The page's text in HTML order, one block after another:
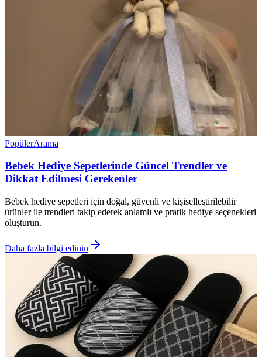
PopülerArama
Bebek Hediye Sepetlerinde Güncel Trendler ve
Dikkat Edilmesi Gerekenler
Bebek hediye sepetleri için doğal, güvenli ve kişiselleştirilebilir
ürünler ile trendleri takip ederek anlamlı ve pratik hediye seçenekleri
oluşturun.
Daha fazla bilgi edinin